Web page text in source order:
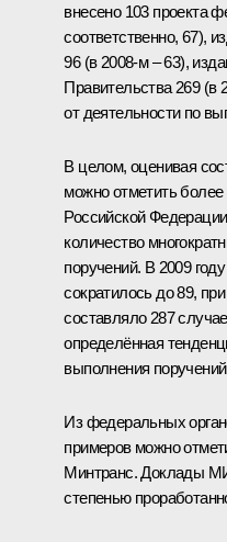
внесено 103 проекта
соответственно, 67),
96 (в 2008-м – 63),
Правительства 269 (в
от деятельности по
В целом, оценивая
можно отметить
Российской
количество
поручений. В 2009
сократилось до 89,
составляло 287
определённая
выполнения
Из федеральных
примеров можно
Минтранс. Доклады
степенью